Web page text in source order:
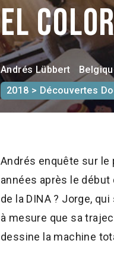
El
Andrés Lübbert
2018 > Découvertes
Andrés enquête sur le
années après le
de la DINA ? Jorge,
à mesure que sa
dessine la machine